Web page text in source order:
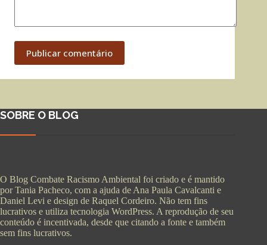
Publicar comentário
SOBRE O BLOG
O Blog Combate Racismo Ambiental foi criado e é mantido
por Tania Pacheco, com a ajuda de Ana Paula Cavalcanti e
Daniel Levi e design de Raquel Cordeiro. Não tem fins
lucrativos e utiliza tecnologia WordPress. A reprodução de seu
conteúdo é incentivada, desde que citando a fonte e também
sem fins lucrativos.